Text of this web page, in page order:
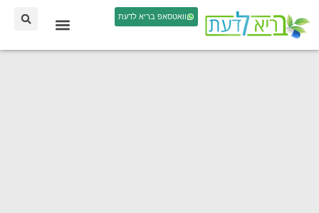
וואטסאפ בריא לדעת